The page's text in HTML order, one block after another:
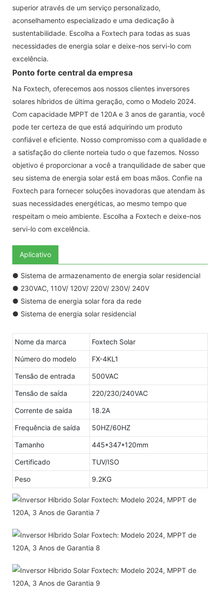
superior através de um serviço personalizado,
aconselhamento especializado e uma dedicação à
sustentabilidade. Escolha a Foxtech para todas as suas
necessidades de energia solar e deixe-nos servi-lo com
excelência.
Ponto forte central da empresa
Na Foxtech, oferecemos aos nossos clientes inversores
solares híbridos de última geração, como o Modelo 2024.
Com capacidade MPPT de 120A e 3 anos de garantia, você
pode ter certeza de que está adquirindo um produto
confiável e eficiente. Nosso compromisso com a qualidade e
a satisfação do cliente norteia tudo o que fazemos. Nosso
objetivo é proporcionar a você a tranquilidade de saber que
seu sistema de energia solar está em boas mãos. Confie na
Foxtech para fornecer soluções inovadoras que atendam às
suas necessidades energéticas, ao mesmo tempo que
respeitam o meio ambiente. Escolha a Foxtech e deixe-nos
servi-lo com excelência.
Aplicativo
● Sistema de armazenamento de energia solar residencial
● 230VAC, 110V/ 120V/ 220V/ 230V/ 240V
● Sistema de energia solar fora da rede
● Sistema de energia solar residencial
Nome da marca Foxtech Solar
Número do modelo FX-4KL1
Tensão de entrada 500VAC
Tensão de saída 220/230/240VAC
Corrente de saída 18.2A
Frequência de saída 50HZ/60HZ
Tamanho 445*347*120mm
Certificado TUV/ISO
Peso 9.2KG